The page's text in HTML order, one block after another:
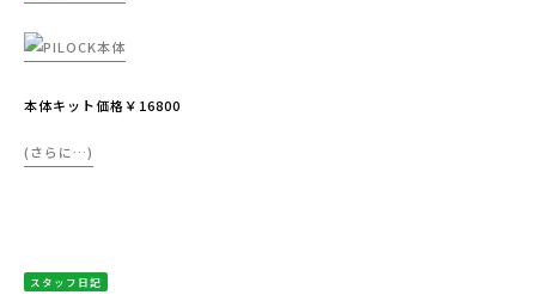
本体キット価格￥16800
(さらに…)
スタッフ日記